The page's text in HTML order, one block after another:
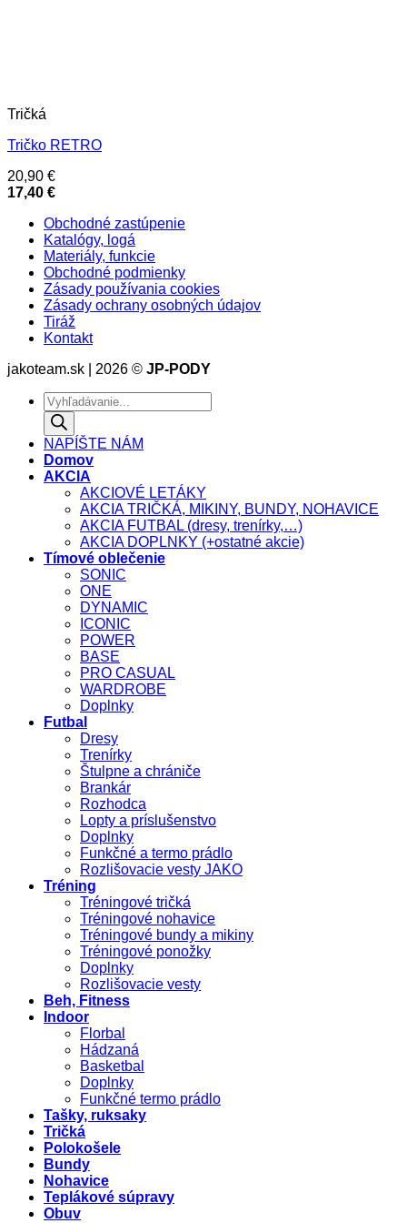
Tričká
Tričko RETRO
20,90 €
17,40 €
Obchodné zastúpenie
Katalógy, logá
Materiály, funkcie
Obchodné podmienky
Zásady používania cookies
Zásady ochrany osobných údajov
Tiráž
Kontakt
jakoteam.sk | 2026 © JP-PODY
Products
search
NAPÍŠTE NÁM
Domov
AKCIA
AKCIOVÉ LETÁKY
AKCIA TRIČKÁ, MIKINY, BUNDY, NOHAVICE
AKCIA FUTBAL (dresy, trenírky,…)
AKCIA DOPLNKY (+ostatné akcie)
Tímové oblečenie
SONIC
ONE
DYNAMIC
ICONIC
POWER
BASE
PRO CASUAL
WARDROBE
Doplnky
Futbal
Dresy
Trenírky
Štulpne a chrániče
Brankár
Rozhodca
Lopty a príslušenstvo
Doplnky
Funkčné a termo prádlo
Rozlišovacie vesty JAKO
Tréning
Tréningové tričká
Tréningové nohavice
Tréningové bundy a mikiny
Tréningové ponožky
Doplnky
Rozlišovacie vesty
Beh, Fitness
Indoor
Florbal
Hádzaná
Basketbal
Doplnky
Funkčné termo prádlo
Tašky, ruksaky
Tričká
Polokošele
Bundy
Nohavice
Teplákové súpravy
Obuv